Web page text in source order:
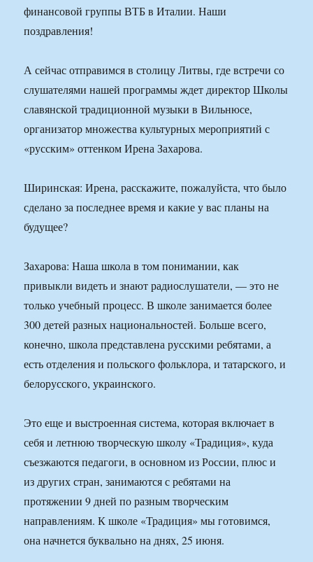
финансовой группы ВТБ в Италии. Наши
поздравления!
А сейчас отправимся в столицу Литвы, где встречи со
слушателями нашей программы ждет директор Школы
славянской традиционной музыки в Вильнюсе,
организатор множества культурных мероприятий с
«русским» оттенком Ирена Захарова.
Ширинская: Ирена, расскажите, пожалуйста, что было
сделано за последнее время и какие у вас планы на
будущее?
Захарова: Наша школа в том понимании, как
привыкли видеть и знают радиослушатели, — это не
только учебный процесс. В школе занимается более
300 детей разных национальностей. Больше всего,
конечно, школа представлена русскими ребятами, а
есть отделения и польского фольклора, и татарского, и
белорусского, украинского.
Это еще и выстроенная система, которая включает в
себя и летнюю творческую школу «Традиция», куда
съезжаются педагоги, в основном из России, плюс и
из других стран, занимаются с ребятами на
протяжении 9 дней по разным творческим
направлениям. К школе «Традиция» мы готовимся,
она начнется буквально на днях, 25 июня.